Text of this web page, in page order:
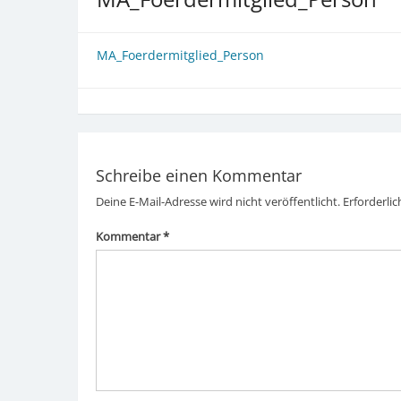
MA_Foerdermitglied_Person
Schreibe einen Kommentar
Deine E-Mail-Adresse wird nicht veröffentlicht.
Kommentar*